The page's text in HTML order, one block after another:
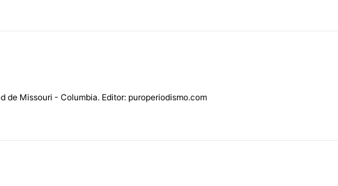
de Missouri - Columbia. Editor: puroperiodismo.com